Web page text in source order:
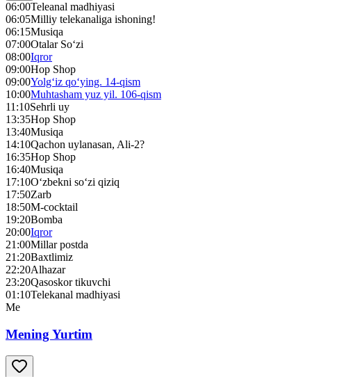
06:00Teleanal madhiyasi
06:05Milliy telekanaliga ishoning!
06:15Musiqa
07:00Otalar So‘zi
08:00Iqror
09:00Hop Shop
09:00Yolg‘iz qo‘ying. 14-qism
10:00Muhtasham yuz yil. 106-qism
11:10Sehrli uy
13:35Hop Shop
13:40Musiqa
14:10Qachon uylanasan, Ali-2?
16:35Hop Shop
16:40Musiqa
17:10O‘zbekni so‘zi qiziq
17:50Zarb
18:50M-cocktail
19:20Bomba
20:00Iqror
21:00Millar postda
21:20Baxtlimiz
22:20Alhazar
23:20Qasoskor tikuvchi
01:10Telekanal madhiyasi
Me
Mening Yurtim